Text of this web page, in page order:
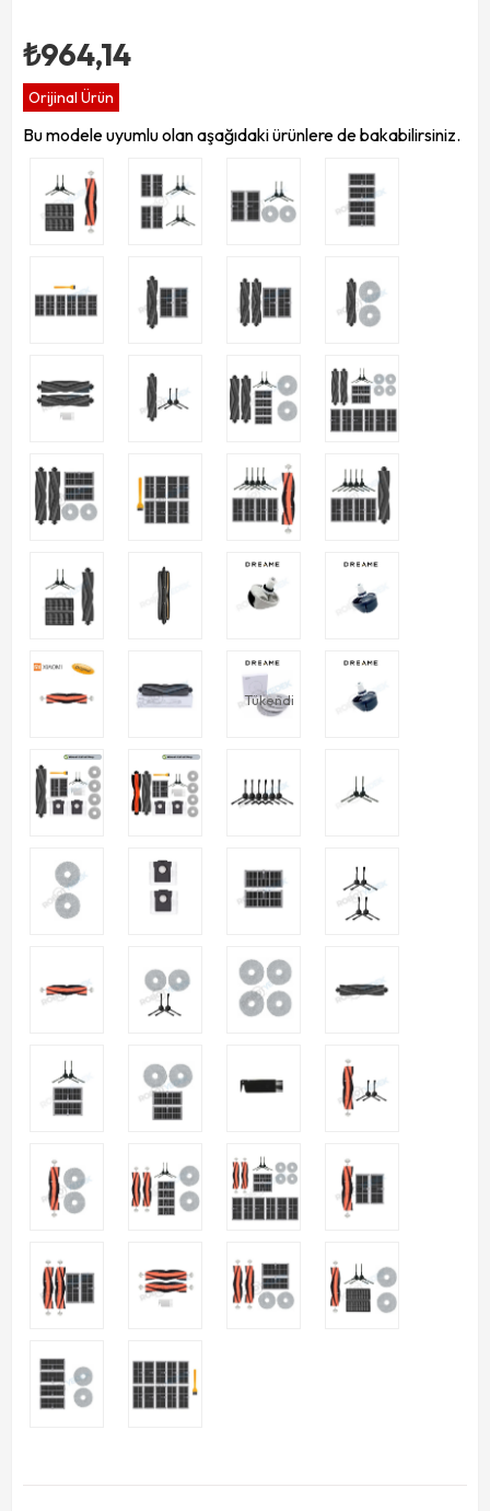
₺964,14
Orijinal Ürün
Bu modele uyumlu olan aşağıdaki ürünlere de bakabilirsiniz.
Tükendi